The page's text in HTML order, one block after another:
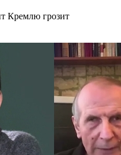
Кремлю грозит